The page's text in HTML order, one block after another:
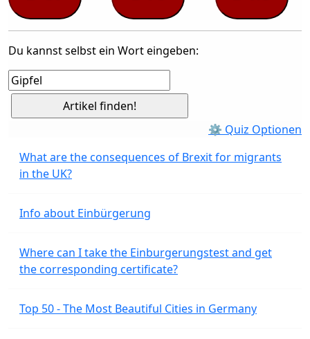
Du kannst selbst ein Wort eingeben:
⚙ Quiz Optionen
What are the consequences of Brexit for migrants
in the UK?
Info about Einbürgerung
Where can I take the Einburgerungstest and get
the corresponding certificate?
Top 50 - The Most Beautiful Cities in Germany